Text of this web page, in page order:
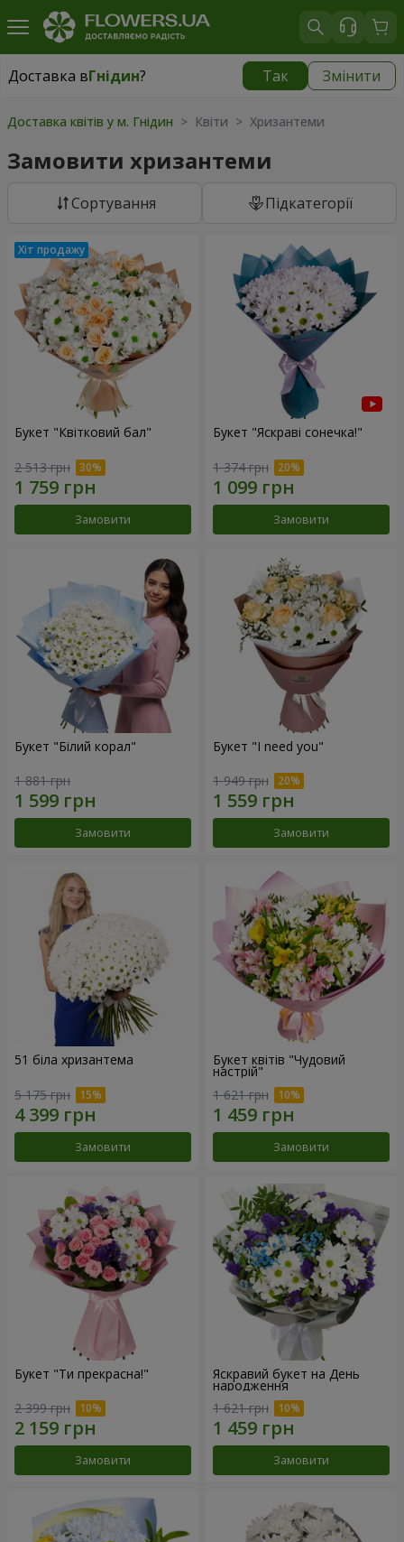
Доставка вГнідин? Так Змінити
Доставка вГнідин|
Доставка квітів у м. Гнідин > Квіти > Хризантеми
Замовити хризантеми
Сортування Підкатегорії
Букет "Квітковий бал"
2 513 грн
Замовити
Букет "Яскраві сонечка!"
1 374 грн
Замовити
Букет "Білий корал"
1 881 грн
Замовити
Букет "I need you"
1 949 грн
Замовити
51 біла хризантема
5 175 грн
Замовити
Букет квітів "Чудовий
настрій"
1 621 грн
Замовити
Букет "Ти прекрасна!"
2 399 грн
Замовити
Яскравий букет на День
народження
1 621 грн
Замовити